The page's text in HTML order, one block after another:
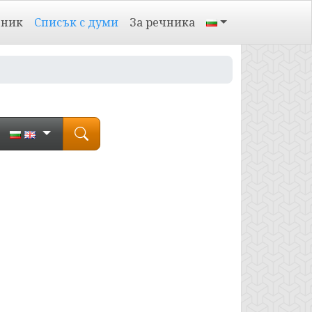
Списък с думи За речника